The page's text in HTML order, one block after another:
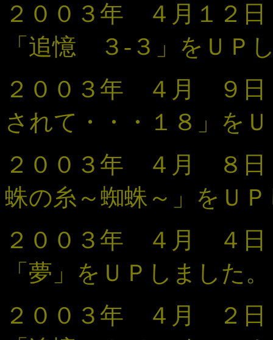
２００３年 ４月１２
「追憶 ３-３ 」 をＵＰ
２００３年 ４月 ９
されて・・・１ ８ 」 を
２００３年 ４月 ８日
蛛の糸～蜘蛛～」をＵ
２００３年 ４月 ４
「夢 」 をＵＰしました。
２００３年 ４月 ２